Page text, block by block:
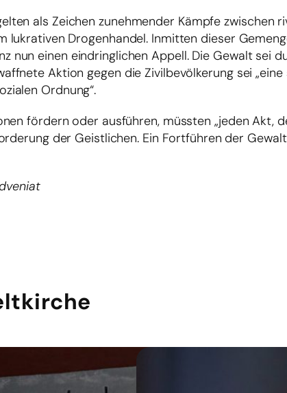
als Zeichen zunehmender Kämpfe zwischen
lukrativen Drogenhandel. Inmitten dieser
nun einen eindringlichen Appell. Die Gewalt sei
Aktion gegen die Zivilbevölkerung sei
Ordnung“.
fördern oder ausführen, müssten „jeden Akt,
der Geistlichen. Ein Fortführen der